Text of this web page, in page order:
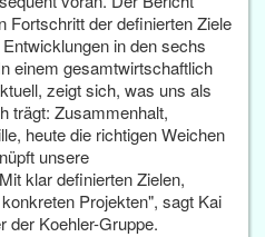
Fortschritt der definierten Ziele
in den sechs
einem gesamtwirtschaftlich
zeigt sich, was uns als
trägt: Zusammenhalt,
heute die richtigen Weichen
unsere
klar definierten Zielen,
Projekten", sagt Kai
der Koehler-Gruppe.